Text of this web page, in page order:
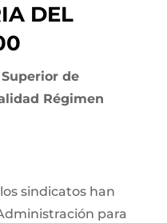
DEL
de
Régimen
sindicatos han
para